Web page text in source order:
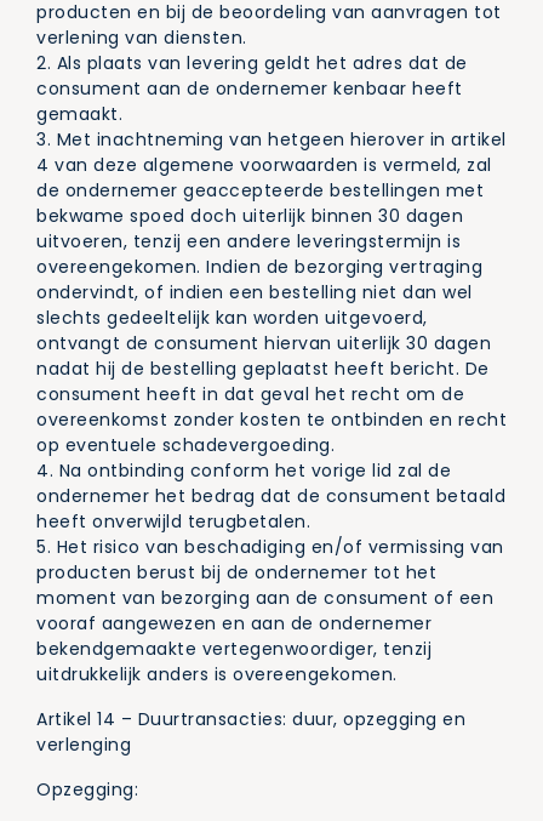
producten en bij de beoordeling van aanvragen tot
verlening van diensten.
2. Als plaats van levering geldt het adres dat de
consument aan de ondernemer kenbaar heeft
gemaakt.
3. Met inachtneming van hetgeen hierover in artikel
4 van deze algemene voorwaarden is vermeld, zal
de ondernemer geaccepteerde bestellingen met
bekwame spoed doch uiterlijk binnen 30 dagen
uitvoeren, tenzij een andere leveringstermijn is
overeengekomen. Indien de bezorging vertraging
ondervindt, of indien een bestelling niet dan wel
slechts gedeeltelijk kan worden uitgevoerd,
ontvangt de consument hiervan uiterlijk 30 dagen
nadat hij de bestelling geplaatst heeft bericht. De
consument heeft in dat geval het recht om de
overeenkomst zonder kosten te ontbinden en recht
op eventuele schadevergoeding.
4. Na ontbinding conform het vorige lid zal de
ondernemer het bedrag dat de consument betaald
heeft onverwijld terugbetalen.
5. Het risico van beschadiging en/of vermissing van
producten berust bij de ondernemer tot het
moment van bezorging aan de consument of een
vooraf aangewezen en aan de ondernemer
bekendgemaakte vertegenwoordiger, tenzij
uitdrukkelijk anders is overeengekomen.
Artikel 14 – Duurtransacties: duur, opzegging en
verlenging
Opzegging: